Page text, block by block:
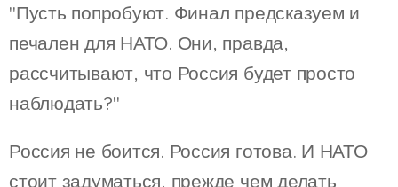
"Пусть попробуют. Финал предсказуем и
печален для НАТО. Они, правда,
рассчитывают, что Россия будет просто
наблюдать?"
Россия не боится. Россия готова. И НАТО
стоит задуматься, прежде чем делать